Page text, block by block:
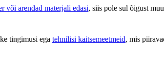
või arendad materjali edasi, siis pole sul õigust
tingimusi ega tehnilisi kaitsemeetmeid, mis